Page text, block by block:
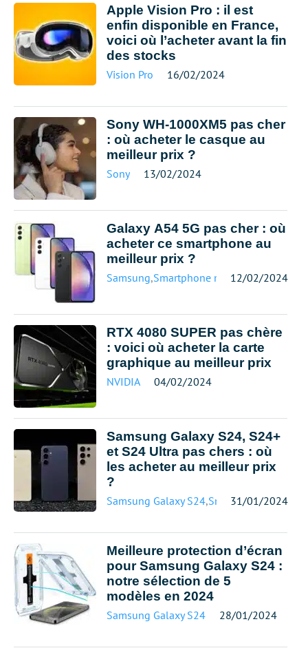
Apple Vision Pro : il est
enfin disponible en France,
voici où l’acheter avant la fin
des stocks
Vision Pro 16/02/2024
Sony WH-1000XM5 pas cher
: où acheter le casque au
meilleur prix ?
Sony 13/02/2024
Galaxy A54 5G pas cher : où
acheter ce smartphone au
meilleur prix ?
Samsung,Smartphone meilleur prix
12/02/2024
RTX 4080 SUPER pas chère
: voici où acheter la carte
graphique au meilleur prix
NVIDIA 04/02/2024
Samsung Galaxy S24, S24+
et S24 Ultra pas chers : où
les acheter au meilleur prix
?
Samsung Galaxy S24,Smartphone
31/01/2024
Meilleure protection d’écran
pour Samsung Galaxy S24 :
notre sélection de 5
modèles en 2024
Samsung Galaxy S24 28/01/2024